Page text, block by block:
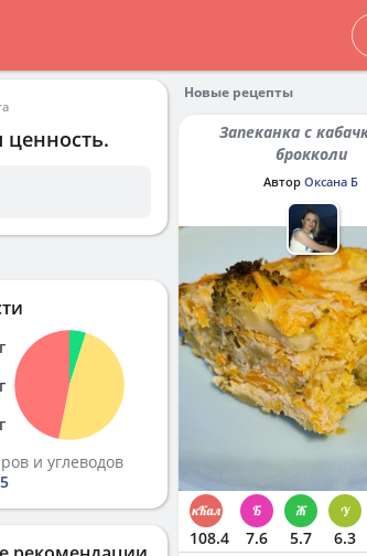
г
г
г
и углеводов
Новые рецепты
Запеканка с кабачком и
брокколи
Автор Оксана Б
108.4 7.6 5.7 6.3